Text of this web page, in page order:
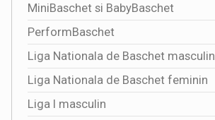
MiniBaschet si BabyBaschet
PerformBaschet
Liga Nationala de Baschet masculin
Liga Nationala de Baschet feminin
Liga I masculin